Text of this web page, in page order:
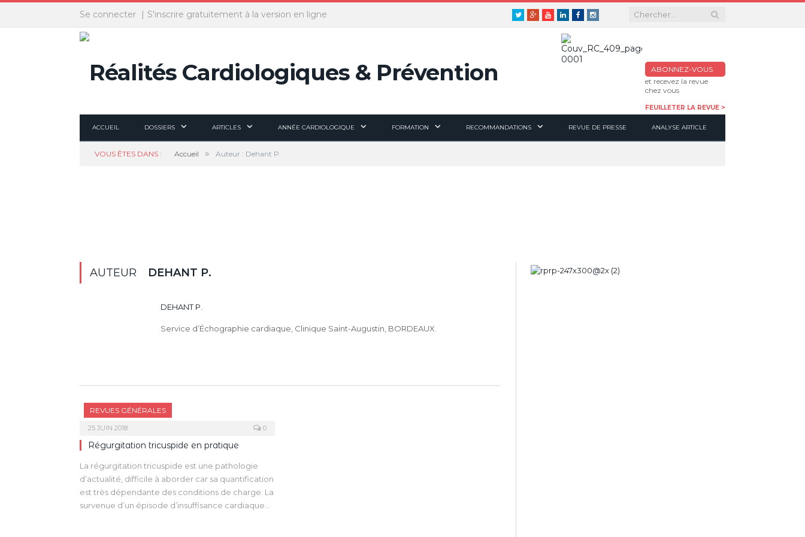
Panneau de gestion des cookies
TwitterGoogle+YoutubeLinkedinFacebookInstagram
Se connecter S'inscrire gratuitement à la version en ligne
ABONNEZ-VOUS
et recevez la revue
chez vous
FEUILLETER LA REVUE >
ACCUEIL DOSSIERS ARTICLES ANNÉE CARDIOLOGIQUE FORMATION RECOMMANDATIONS REVUE DE PRESSE ANALYSE ARTICLE
VOUS ÊTES DANS : Accueil » Auteur : Dehant P.
AUTEUR DEHANT P.
DEHANT P.
Service d’Échographie cardiaque, Clinique Saint-Augustin, BORDEAUX.
REVUES GÉNÉRALES
25 JUIN 2018 0
Régurgitation tricuspide en pratique
La régurgitation tricuspide est une pathologie
d’actualité, difficile à aborder car sa quantification
est très dépendante des conditions de charge. La
survenue d’un épisode d’insuffisance cardiaque